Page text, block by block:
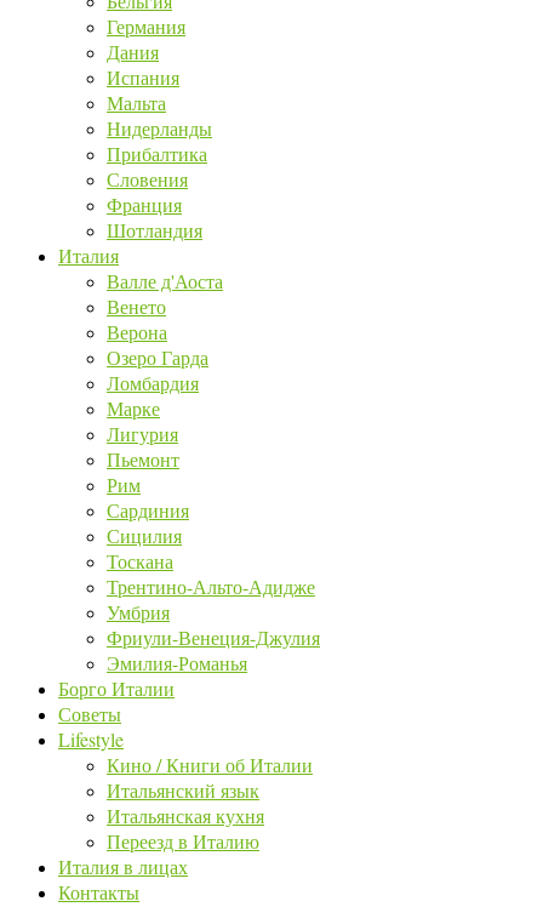
Германия
Дания
Испания
Мальта
Нидерланды
Прибалтика
Словения
Франция
Шотландия
Италия
Валле д'Аоста
Венето
Верона
Озеро Гарда
Ломбардия
Марке
Лигурия
Пьемонт
Рим
Сардиния
Сицилия
Тоскана
Трентино-Альто-Адидже
Умбрия
Фриули-Венеция-Джулия
Эмилия-Романья
Борго Италии
Советы
Lifestyle
Кино / Книги об Италии
Итальянский язык
Итальянская кухня
Переезд в Италию
Италия в лицах
Контакты